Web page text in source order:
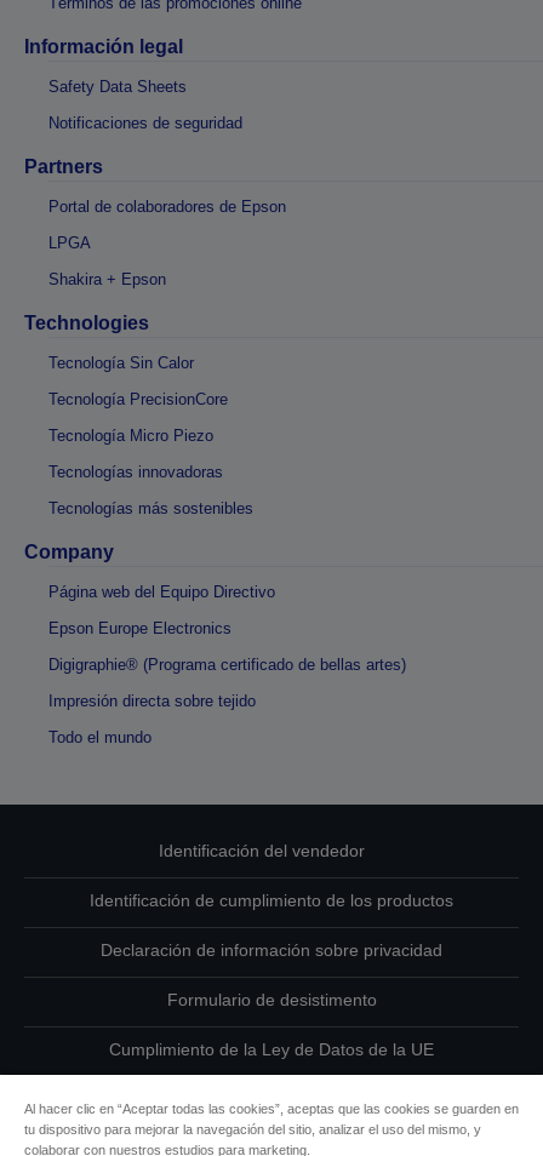
Información legal
Safety Data Sheets
Notificaciones de seguridad
Partners
Portal de colaboradores de Epson
LPGA
Shakira + Epson
Technologies
Tecnología Sin Calor
Tecnología PrecisionCore
Tecnología Micro Piezo
Tecnologías innovadoras
Tecnologías más sostenibles
Company
Página web del Equipo Directivo
Epson Europe Electronics
Digigraphie® (Programa certificado de bellas artes)
Impresión directa sobre tejido
Todo el mundo
Identificación del vendedor
Identificación de cumplimiento de los productos
Declaración de información sobre privacidad
Formulario de desistimento
Cumplimiento de la Ley de Datos de la UE
Información sobre cookies
Al hacer clic en “Aceptar todas las cookies”, aceptas que las cookies se guarden en
tu dispositivo para mejorar la navegación del sitio, analizar el uso del mismo, y
colaborar con nuestros estudios para marketing.